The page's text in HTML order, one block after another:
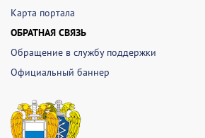
Карта портала
ОБРАТНАЯ СВЯЗЬ
Обращение в службу поддержки
Официальный баннер